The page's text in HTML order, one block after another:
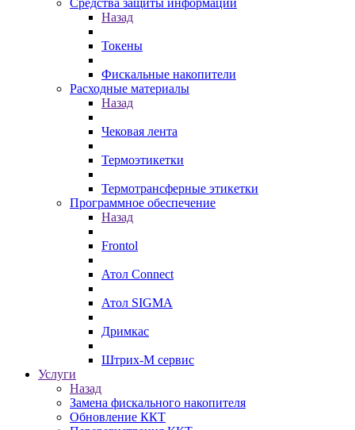
Средства защиты информации
Назад
Токены
Фискальные накопители
Расходные материалы
Назад
Чековая лента
Термоэтикетки
Термотрансферные этикетки
Программное обеспечение
Назад
Frontol
Атол Connect
Атол SIGMA
Дримкас
Штрих-М сервис
Услуги
Назад
Замена фискального накопителя
Обновление ККТ